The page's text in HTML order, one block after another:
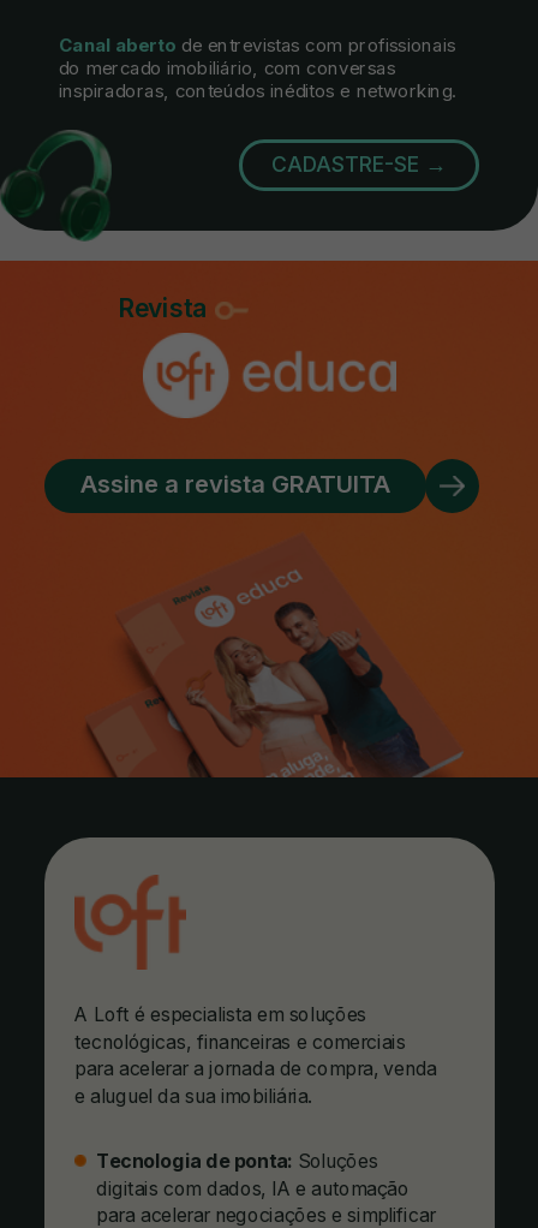
A Loft é especialista em soluções
tecnológicas, financeiras e comerciais
para acelerar a jornada de compra, venda
e aluguel da sua imobiliária.
Tecnologia de ponta: Soluções
digitais com dados, IA e automação
para acelerar negociações e simplificar
Canal aberto de entrevistas com profissionais
do mercado imobiliário, com conversas
inspiradoras, conteúdos inéditos e networking.
CADASTRE-SE →
Assine a revista GRATUITA
Revista